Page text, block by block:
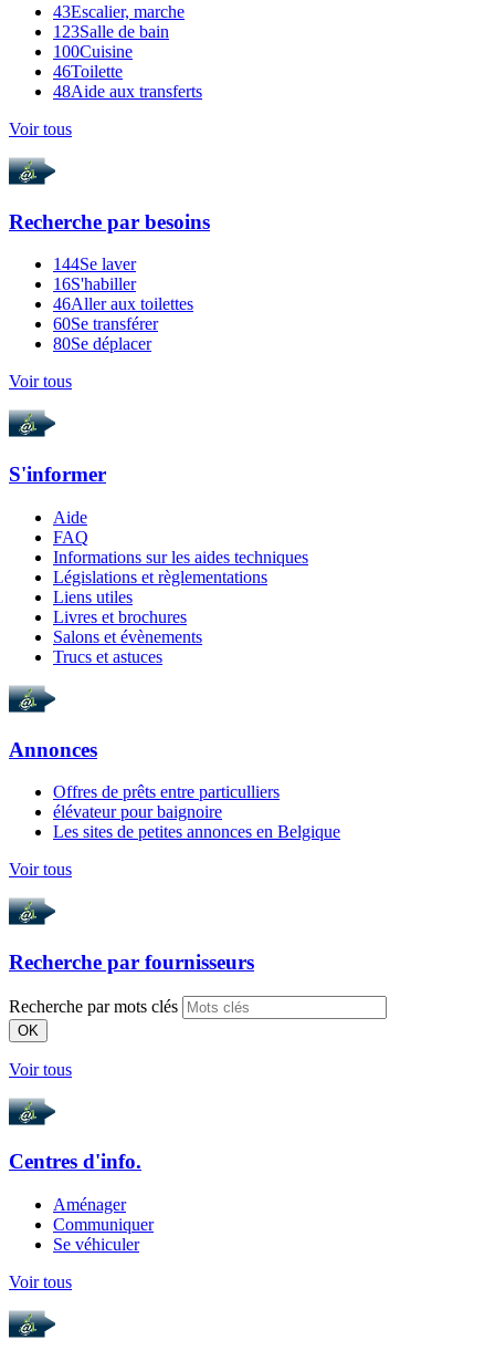
43Escalier, marche
123Salle de bain
100Cuisine
46Toilette
48Aide aux transferts
Voir tous
Recherche par besoins
144Se laver
16S'habiller
46Aller aux toilettes
60Se transférer
80Se déplacer
Voir tous
S'informer
Aide
FAQ
Informations sur les aides techniques
Législations et règlementations
Liens utiles
Livres et brochures
Salons et évènements
Trucs et astuces
Annonces
Offres de prêts entre particulliers
élévateur pour baignoire
Les sites de petites annonces en Belgique
Voir tous
Recherche par fournisseurs
Recherche par mots clés
OK
Voir tous
Centres d'info.
Aménager
Communiquer
Se véhiculer
Voir tous